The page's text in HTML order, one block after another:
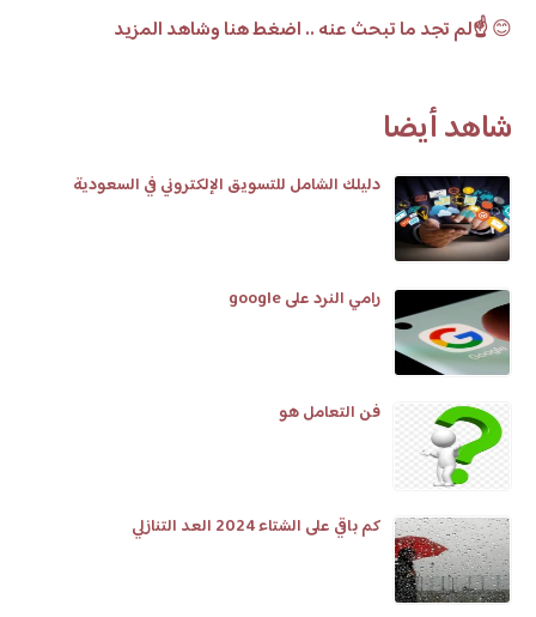
😊☝️لم تجد ما تبحث عنه .. اضغط هنا وشاهد المزيد
شاهد أيضا
دليلك الشامل للتسويق الإلكتروني في السعودية
رامي النرد على google
فن التعامل هو
كم باقي على الشتاء 2024 العد التنازلي